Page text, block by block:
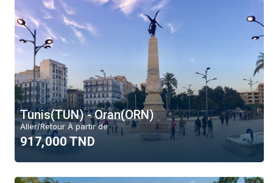
Tunis(TUN) - Oran(ORN)
Aller/Retour À partir de
917,000 TND